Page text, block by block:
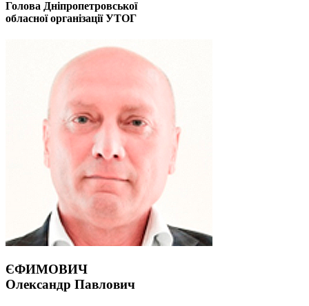
Голова Дніпропетровської
обласної організації УТОГ
ЄФИМОВИЧ
Олександр Павлович